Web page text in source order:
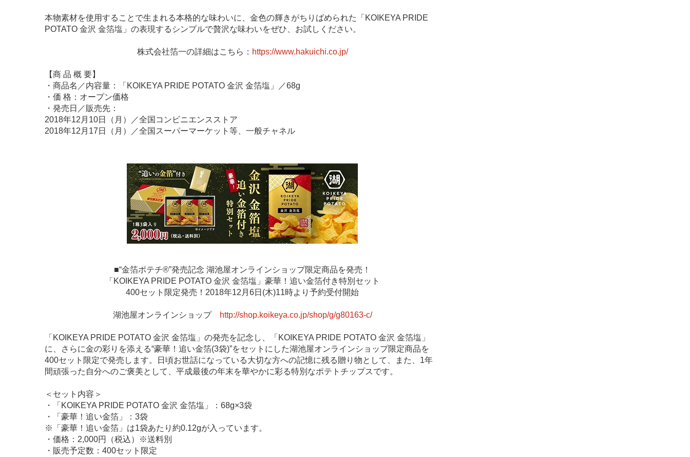
本物素材を使用することで生まれる本格的な味わいに、金色の輝きがちりばめられた「KOIKEYA PRIDE
POTATO 金沢 金箔塩」の表現するシンプルで贅沢な味わいをぜひ、お試しください。
株式会社箔一の詳細はこちら： https://www.hakuichi.co.jp/
【商 品 概 要】
・商品名／内容量：「KOIKEYA PRIDE POTATO 金沢 金箔塩」／68g
・価 格：オープン価格
・発売日／販売先：
2018年12月10日（月）／全国コンビニエンスストア
2018年12月17日（月）／全国スーパーマーケット等、一般チャネル
■“金箔ポテチ®”発売記念 湖池屋オンラインショップ限定商品を発売！
「KOIKEYA PRIDE POTATO 金沢 金箔塩」豪華！追い金箔付き特別セット
400セット限定発売！2018年12月6日(木)11時より予約受付開始
湖池屋オンラインショップ http://shop.koikeya.co.jp/shop/g/g80163-c/
「KOIKEYA PRIDE POTATO 金沢 金箔塩」の発売を記念し、「KOIKEYA PRIDE POTATO 金沢 金箔塩」
に、さらに金の彩りを添える“豪華！追い金箔(3袋)”をセットにした湖池屋オンラインショップ限定商品を
400セット限定で発売します。日頃お世話になっている大切な方への記憶に残る贈り物として、また、1年
間頑張った自分へのご褒美として、平成最後の年末を華やかに彩る特別なポテトチップスです。
＜セット内容＞
・「KOIKEYA PRIDE POTATO 金沢 金箔塩」：68g×3袋
・「豪華！追い金箔」：3袋
※「豪華！追い金箔」は1袋あたり約0.12gが入っています。
・価格：2,000円（税込）※送料別
・販売予定数：400セット限定